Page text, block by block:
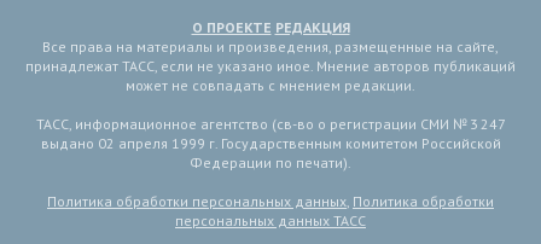
О ПРОЕКТЕ РЕДАКЦИЯ
Все права на материалы и произведения, размещенные на сайте,
принадлежат ТАСС, если не указано иное. Мнение авторов публикаций
может не совпадать с мнением редакции.
ТАСС, информационное агентство (св-во о регистрации СМИ № 3 247
выдано 02 апреля 1999 г. Государственным комитетом Российской
Федерации по печати).
Политика обработки персональных данных, Политика обработки
персональных данных ТАСС